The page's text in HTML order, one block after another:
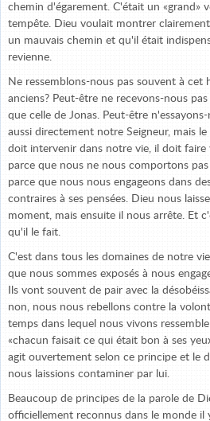
chemin d'égarement. C'était un «grand»
tempête. Dieu voulait montrer
un mauvais chemin et qu'il était
revienne.
Ne ressemblons-nous pas souvent à cet
anciens? Peut-être ne recevons-nous
que celle de Jonas. Peut-être
aussi directement notre Seigneur, mais
doit intervenir dans notre vie, il doit
parce que nous ne nous comportons
parce que nous nous engageons dans
contraires à ses pensées. Dieu nous
moment, mais ensuite il nous arrête. Et
qu'il le fait.
C'est dans tous les domaines de notre
que nous sommes exposés à nous
Ils vont souvent de pair avec la
non, nous nous rebellons contre la
temps dans lequel nous vivons
«chacun faisait ce qui était bon à ses
agit ouvertement selon ce principe et le
nous laissions contaminer par lui.
Beaucoup de principes de la parole de
officiellement reconnus dans le monde il